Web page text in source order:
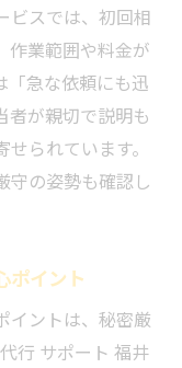
ビスでは、初回相
作業範囲や料金が
「急な依頼にも迅
者が親切で説明も
られています。
守の姿勢も確認し
ポイント
イントは、秘密厳
行 サポート 福井